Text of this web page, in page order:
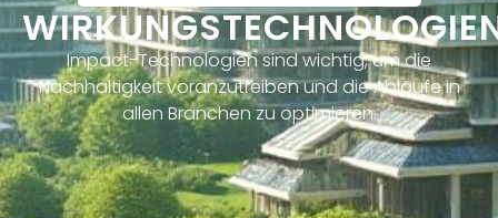
Impact-Technologien sind wichtig, um die
Nachhaltigkeit voranzutreiben und die Abläufe in
allen Branchen zu optimieren.